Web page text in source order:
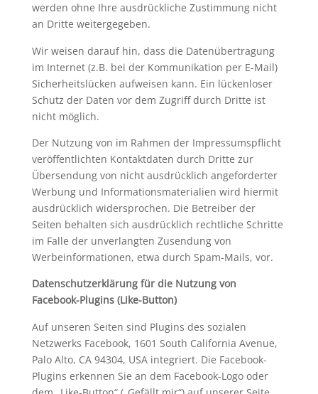
werden ohne Ihre ausdrückliche Zustimmung nicht
an Dritte weitergegeben.
Wir weisen darauf hin, dass die Datenübertragung
im Internet (z.B. bei der Kommunikation per E-Mail)
Sicherheitslücken aufweisen kann. Ein lückenloser
Schutz der Daten vor dem Zugriff durch Dritte ist
nicht möglich.
Der Nutzung von im Rahmen der Impressumspflicht
veröffentlichten Kontaktdaten durch Dritte zur
Übersendung von nicht ausdrücklich angeforderter
Werbung und Informationsmaterialien wird hiermit
ausdrücklich widersprochen. Die Betreiber der
Seiten behalten sich ausdrücklich rechtliche Schritte
im Falle der unverlangten Zusendung von
Werbeinformationen, etwa durch Spam-Mails, vor.
Datenschutzerklärung für die Nutzung von
Facebook-Plugins (Like-Button)
Auf unseren Seiten sind Plugins des sozialen
Netzwerks Facebook, 1601 South California Avenue,
Palo Alto, CA 94304, USA integriert. Die Facebook-
Plugins erkennen Sie an dem Facebook-Logo oder